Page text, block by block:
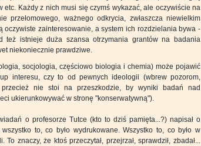
Każdy z nich musi się czymś wykazać, ale oczywiście na
ważnego odkrycia, zwłaszcza niewielkim
oczywiste zainteresowanie, a system ich rozdzielania bywa -
istnieje duża szansa otrzymania grantów na badania
niekoniecznie prawdziwe.
socjologia, częściowo biologia i chemia) może pojawić
interesu, czy to od pewnych ideologii (wbrew pozorom,
nie stoi na przeszkodzie, by wyniki badań nad
ukierunkowywać w stronę "konserwatywną").
o profesorze Tutce (kto to dziś pamięta...?) napisał o
to, co było wydrukowane. Wszystko to, co było w
znaczy, że ktoś przeczytał, przejrzał, sprawdził, zbadał...